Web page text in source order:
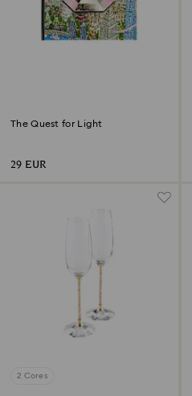
The Quest for Light
29 EUR
2 Cores